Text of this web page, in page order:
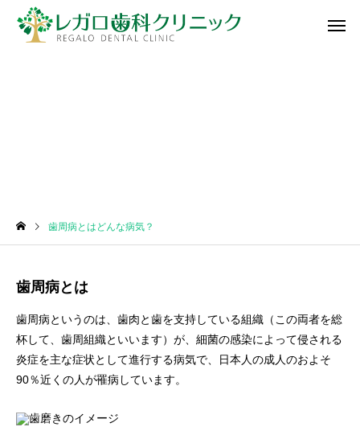
歯周病とはどんな病気？
歯周病とは
歯周病というのは、歯肉と歯を支持している組織（この両者を総
杯して、歯周組織といいます）が、細菌の感染によって侵される
炎症を主な症状として進行する病気で、日本人の成人のおよそ
90％近くの人が罹病しています。